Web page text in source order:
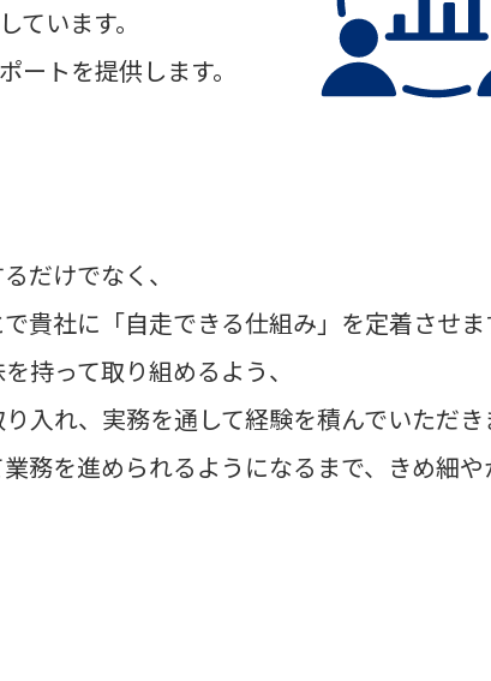
ています。
ートを提供します。
だけでなく、
貴社に「自走できる仕組み」を定着させま
持って取り組めるよう、
入れ、実務を通して経験を積んでいただき
務を進められるようになるまで、きめ細や